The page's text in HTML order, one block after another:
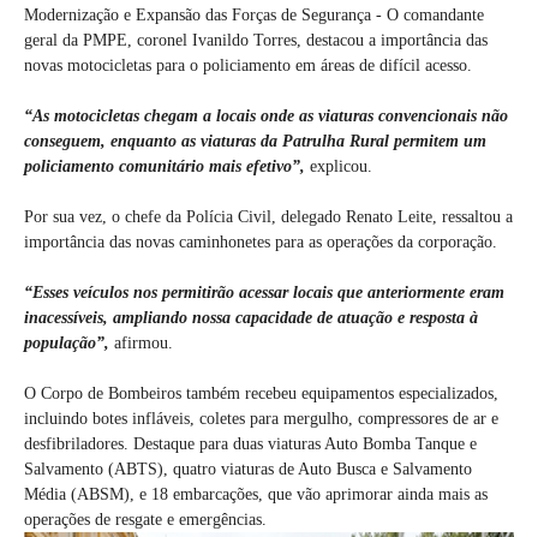
Modernização e Expansão das Forças de Segurança - O comandante
geral da PMPE, coronel Ivanildo Torres, destacou a importância das
novas motocicletas para o policiamento em áreas de difícil acesso.
“As motocicletas chegam a locais onde as viaturas convencionais não
conseguem, enquanto as viaturas da Patrulha Rural permitem um
policiamento comunitário mais efetivo”, explicou.
Por sua vez, o chefe da Polícia Civil, delegado Renato Leite, ressaltou a
importância das novas caminhonetes para as operações da corporação.
“Esses veículos nos permitirão acessar locais que anteriormente eram
inacessíveis, ampliando nossa capacidade de atuação e resposta à
população”, afirmou.
O Corpo de Bombeiros também recebeu equipamentos especializados,
incluindo botes infláveis, coletes para mergulho, compressores de ar e
desfibriladores. Destaque para duas viaturas Auto Bomba Tanque e
Salvamento (ABTS), quatro viaturas de Auto Busca e Salvamento
Média (ABSM), e 18 embarcações, que vão aprimorar ainda mais as
operações de resgate e emergências.